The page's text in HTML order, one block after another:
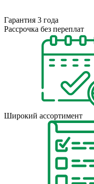
Гарантия 3 года
Рассрочка без переплат
Широкий ассортимент